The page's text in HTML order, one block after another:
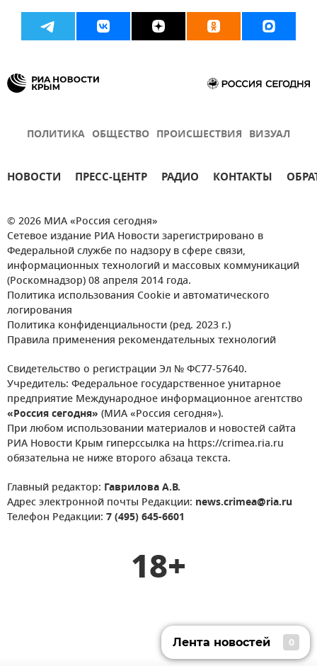
ПОЛИТИКА ОБЩЕСТВО ПРОИСШЕСТВИЯ ВИЗУАЛ
НОВОСТИ ПРЕСС-ЦЕНТР РАДИО КОНТАКТЫ
© 2026 МИА «Россия сегодня»
Сетевое издание РИА Новости зарегистрировано в
Федеральной службе по надзору в сфере связи,
информационных технологий и массовых коммуникаций
(Роскомнадзор) 08 апреля 2014 года.
Политика использования Cookie и автоматического
логирования
Политика конфиденциальности (ред. 2023 г.)
Правила применения рекомендательных технологий
Свидетельство о регистрации Эл № ФС77-57640.
Учредитель: Федеральное государственное унитарное
предприятие Международное информационное агентство
«Россия сегодня» (МИА «Россия сегодня»).
При любом использовании материалов и новостей сайта
РИА Новости Крым гиперссылка на https://crimea.ria.ru
обязательна не ниже второго абзаца текста.
Главный редактор: Гаврилова А.В.
Адрес электронной почты Редакции: news.crimea@ria.ru
Телефон Редакции: 7 (495) 645-6601
18+
Лента новостей 0
Лента новостей